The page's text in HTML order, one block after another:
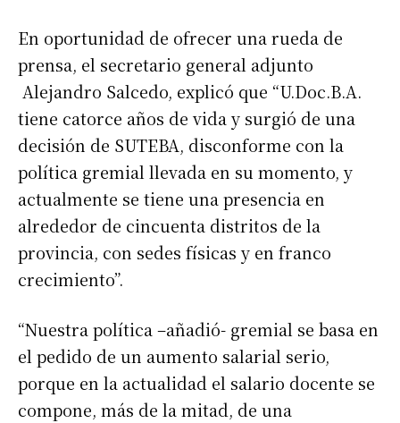
En oportunidad de ofrecer una rueda de
prensa, el secretario general adjunto
Alejandro Salcedo, explicó que “U.Doc.B.A.
tiene catorce años de vida y surgió de una
decisión de SUTEBA, disconforme con la
política gremial llevada en su momento, y
actualmente se tiene una presencia en
alrededor de cincuenta distritos de la
provincia, con sedes físicas y en franco
crecimiento”.
“Nuestra política –añadió- gremial se basa en
el pedido de un aumento salarial serio,
porque en la actualidad el salario docente se
compone, más de la mitad, de una